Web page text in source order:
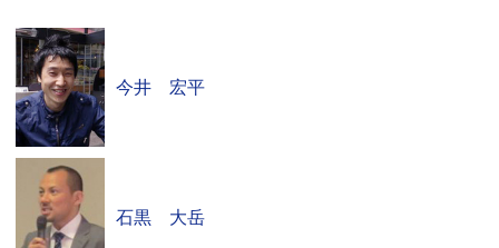
今井 宏平
石黒 大岳